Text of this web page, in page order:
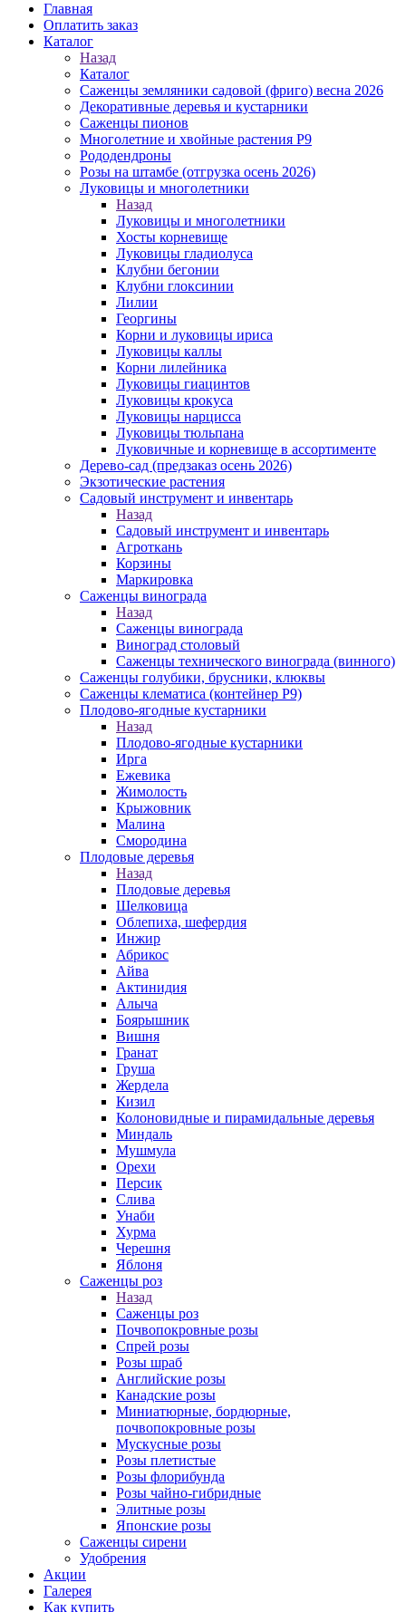
Главная
Оплатить заказ
Каталог
Назад
Каталог
Саженцы земляники садовой (фриго) весна 2026
Декоративные деревья и кустарники
Саженцы пионов
Многолетние и хвойные растения Р9
Рододендроны
Розы на штамбе (отгрузка осень 2026)
Луковицы и многолетники
Назад
Луковицы и многолетники
Хосты корневище
Луковицы гладиолуса
Клубни бегонии
Клубни глоксинии
Лилии
Георгины
Корни и луковицы ириса
Луковицы каллы
Корни лилейника
Луковицы гиацинтов
Луковицы крокуса
Луковицы нарцисса
Луковицы тюльпана
Луковичные и корневище в ассортименте
Дерево-сад (предзаказ осень 2026)
Экзотические растения
Садовый инструмент и инвентарь
Назад
Садовый инструмент и инвентарь
Агроткань
Корзины
Маркировка
Саженцы винограда
Назад
Саженцы винограда
Виноград столовый
Саженцы технического винограда (винного)
Саженцы голубики, брусники, клюквы
Саженцы клематиса (контейнер Р9)
Плодово-ягодные кустарники
Назад
Плодово-ягодные кустарники
Ирга
Ежевика
Жимолость
Крыжовник
Малина
Смородина
Плодовые деревья
Назад
Плодовые деревья
Шелковица
Облепиха, шефердия
Инжир
Абрикос
Айва
Актинидия
Алыча
Боярышник
Вишня
Гранат
Груша
Жердела
Кизил
Колоновидные и пирамидальные деревья
Миндаль
Мушмула
Орехи
Персик
Слива
Унаби
Хурма
Черешня
Яблоня
Саженцы роз
Назад
Саженцы роз
Почвопокровные розы
Спрей розы
Розы шраб
Английские розы
Канадские розы
Миниатюрные, бордюрные,
почвопокровные розы
Мускусные розы
Розы плетистые
Розы флорибунда
Розы чайно-гибридные
Элитные розы
Японские розы
Саженцы сирени
Удобрения
Акции
Галерея
Как купить